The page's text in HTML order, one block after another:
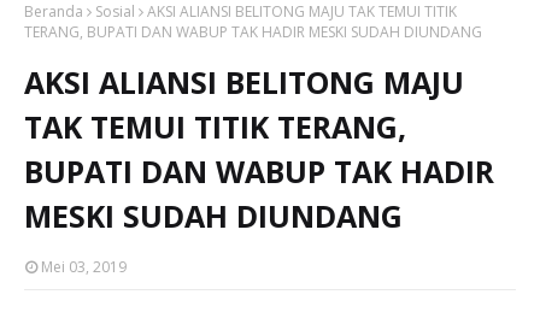
Beranda Sosial
AKSI ALIANSI BELITONG MAJU TAK TEMUI TITIK
TERANG, BUPATI DAN WABUP TAK HADIR MESKI SUDAH DIUNDANG
AKSI ALIANSI BELITONG MAJU
TAK TEMUI TITIK TERANG,
BUPATI DAN WABUP TAK HADIR
MESKI SUDAH DIUNDANG
Mei 03, 2019